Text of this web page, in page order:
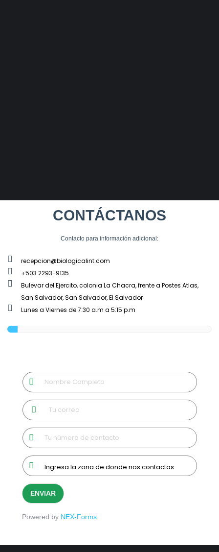
CONTÁCTANOS
Contacto para información adicional:
recepcion@biologicalint.com
+503 2293-9135
Bulevar del Ejercito, colonia La Chacra, frente a Postes Atlas,
San Salvador, San Salvador, El Salvador
Lunes a Viernes de 7:30 a.m a 5:15 p.m
ENVIAR
Powered by NEX-Forms